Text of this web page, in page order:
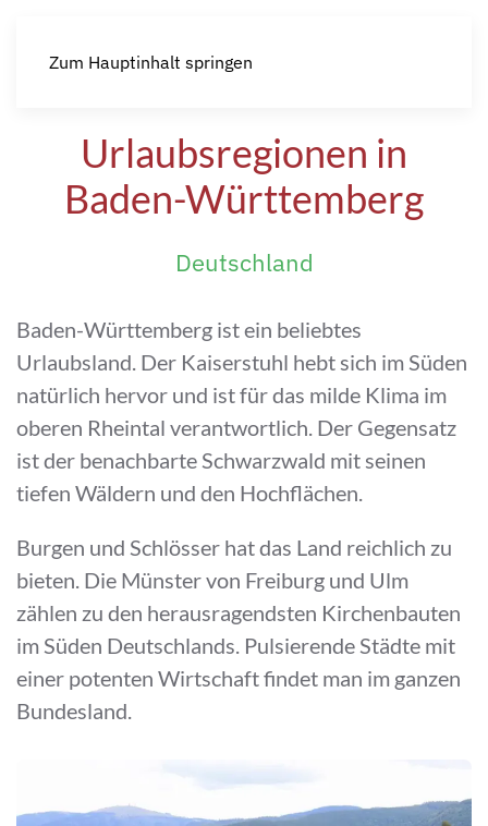
Zum Hauptinhalt springen
Urlaubsregionen in
Baden-Württemberg
Deutschland
Baden-Württemberg ist ein beliebtes
Urlaubsland. Der Kaiserstuhl hebt sich im Süden
natürlich hervor und ist für das milde Klima im
oberen Rheintal verantwortlich. Der Gegensatz
ist der benachbarte Schwarzwald mit seinen
tiefen Wäldern und den Hochflächen.
Burgen und Schlösser hat das Land reichlich zu
bieten. Die Münster von Freiburg und Ulm
zählen zu den herausragendsten Kirchenbauten
im Süden Deutschlands. Pulsierende Städte mit
einer potenten Wirtschaft findet man im ganzen
Bundesland.